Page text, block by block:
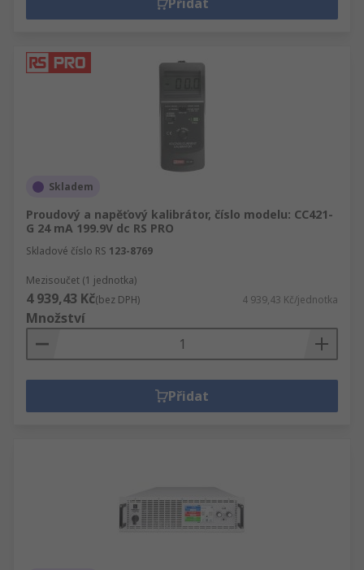
zatížení. Dobrá regulace zatížení zajišťuje,
že výstupní napětí při zvýšení nebo
pokud nelze výsledky testu opakovat.
Skladem
Proudový a napěťový kalibrátor, číslo modelu: CC421-
G 24 mA 199.9V dc RS PRO
Skladové číslo RS 123-8769
Mezisoučet (1 jednotka)
4 939,43 Kč(bez DPH) 4 939,43 Kč/jednotka
Množství
Přidat